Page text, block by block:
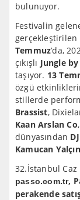
bulunuyor.
Festivalin
gerçekleştirilen
Temmuz’da,
çıkışlı Jungle
taşıyor. 13
özgü
stillerde
Brassist,
Kaan Arslan Co
dünyasından
Kamucan
32.İstanbul
passo.com.tr,
perakende